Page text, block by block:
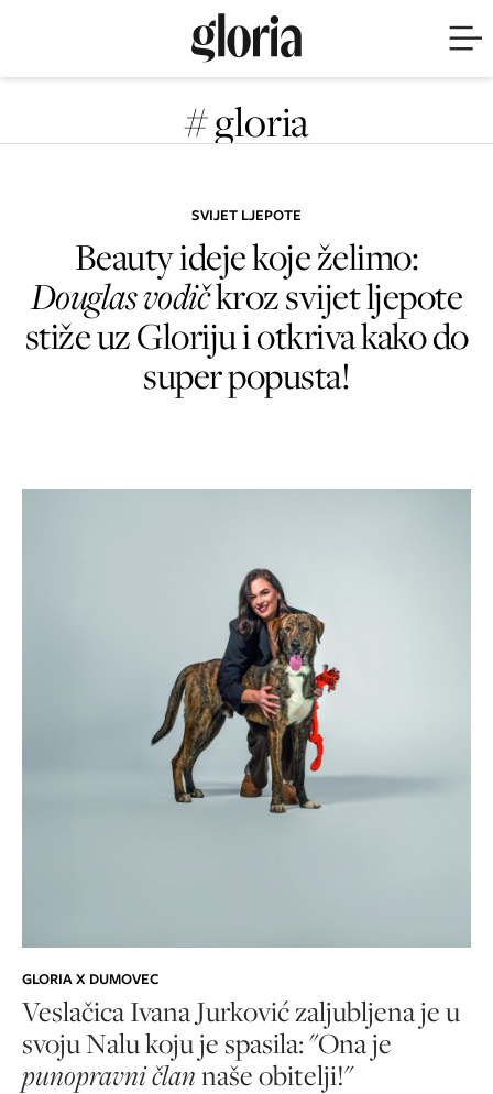
# gloria
SVIJET LJEPOTE
Beauty ideje koje želimo:
Douglas vodičkroz svijet ljepote
stiže uz Gloriju i otkriva kako do
super popusta!
GLORIA X DUMOVEC
Veslačica Ivana Jurković zaljubljena je u
svoju Nalu koju je spasila: "Ona je
punopravni člannaše obitelji!"